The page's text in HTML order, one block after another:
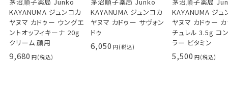
KAYANUMA ジュンコカ
ヤヌマ カドゥー ウングエ
ントオッフィキーナ 20g
クリーム 顔用
9,680
KAYANUMA ジュンコカ
ヤヌマ カドゥー サヴォン
ドゥ
6,050
KAYANUMA ジュ
ヤヌマ カドゥー
チュレル 3.5g コ
ラー ビタミン
5,500